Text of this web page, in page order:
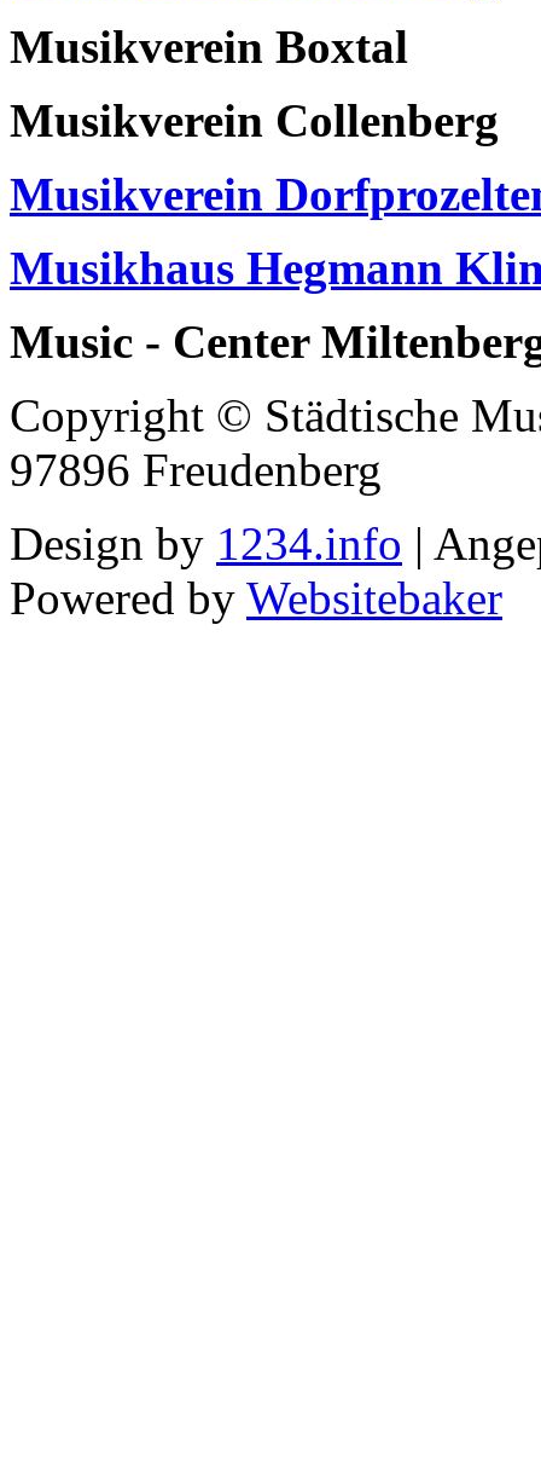
Musikverein Boxtal
Musikverein Collenberg
Musikverein
Musikhaus Hegmann
Music - Center
Copyright © Städtische
97896 Freudenberg
Design by 1234.info |
Powered by Websitebaker